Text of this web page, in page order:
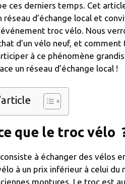
ces derniers temps. Cet
réseau d’échange local et
troc vélo. Nous
d’un vélo neuf, et
à ce phénomène
un réseau d’échange local !
que le troc vélo
consiste à échanger des vélos
à un prix inférieur à celui
montures. Le troc est